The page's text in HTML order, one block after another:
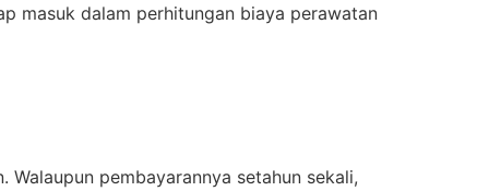
masuk dalam perhitungan biaya perawatan
pembayarannya setahun sekali,